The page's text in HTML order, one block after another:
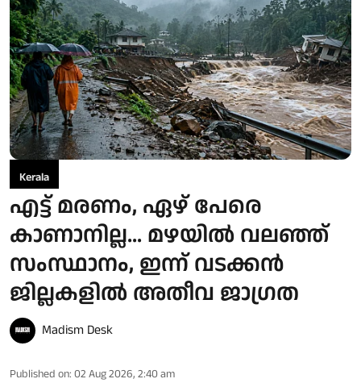
Kerala
എട്ട് മരണം, ഏഴ് പേരെ
കാണാനില്ല... മഴയിൽ വലഞ്ഞ്
സംസ്ഥാനം, ഇന്ന് വടക്കൻ
ജില്ലകളിൽ അതീവ ജാഗ്രത
Madism Desk
Published on: 02 Aug 2026, 2:40 am